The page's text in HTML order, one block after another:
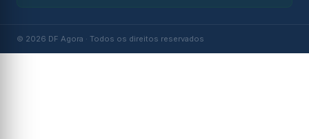
© 2026 DF Agora · Todos os direitos reservados